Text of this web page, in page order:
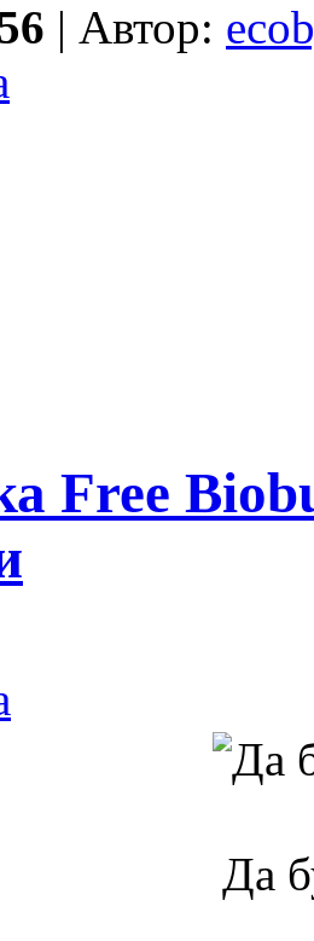
| Автор:
Free
Да